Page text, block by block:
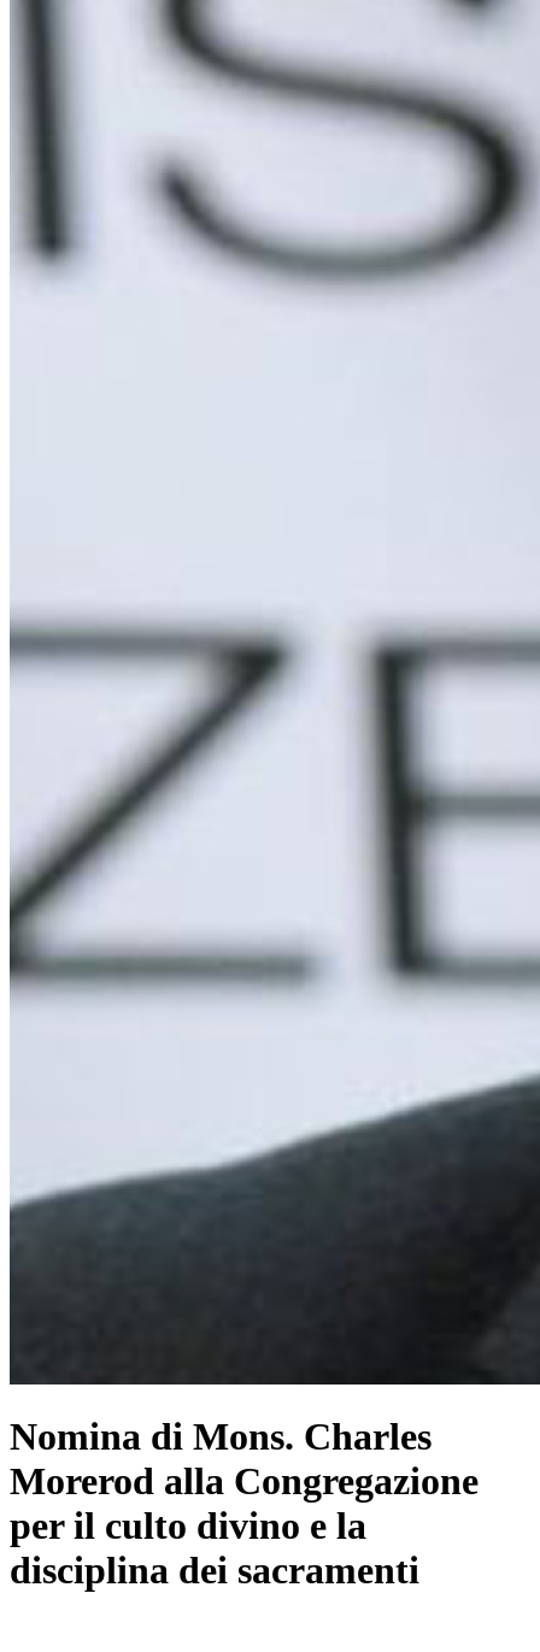
Nomina di Mons. Charles
Morerod alla Congregazione
per il culto divino e la
disciplina dei sacramenti